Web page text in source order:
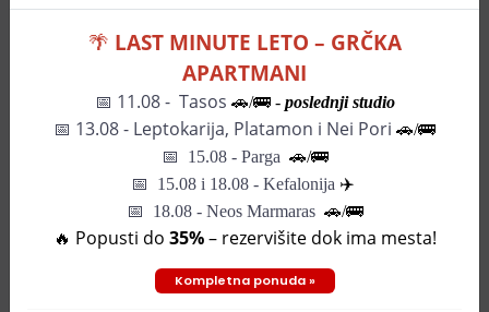
OpenStreetMap
Pozovite za informacije
SLIČNI HOTELI
od0€-
🌴 LAST MINUTE LETO – GRČKA
APARTMANI
📅 11.08 - Tasos 🚗/🚌 - poslednji studio
📅 13.08 - Leptokarija, Platamon i Nei Pori 🚗/🚌
📅 15.08 - Parga 🚗/🚌
📅 15.08 i 18.08 - Kefalonija ✈️
📅 18.08 - Neos Marmaras 🚗/🚌
🔥 Popusti do 35%– rezervišite dok ima mesta!
Kompletna ponuda »